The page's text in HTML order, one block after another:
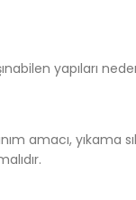
yapıları
amacı, yıkama